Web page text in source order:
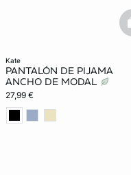
kate
PANTALÓN DE PIJAMA
ANCHO DE MODAL
27,99 €